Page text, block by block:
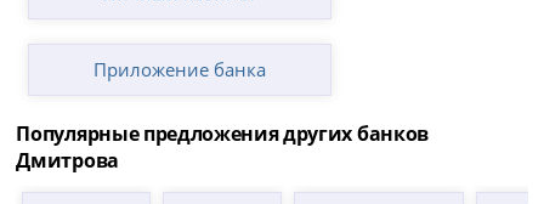
Приложение банка
Популярные предложения других банков
Дмитрова